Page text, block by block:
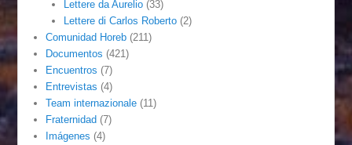
Lettere da Aurelio(33)
Lettere di Carlos Roberto(2)
Comunidad Horeb (211)
Documentos (421)
Encuentros (7)
Entrevistas (4)
Team internazionale (11)
Fraternidad (7)
Imágenes (4)